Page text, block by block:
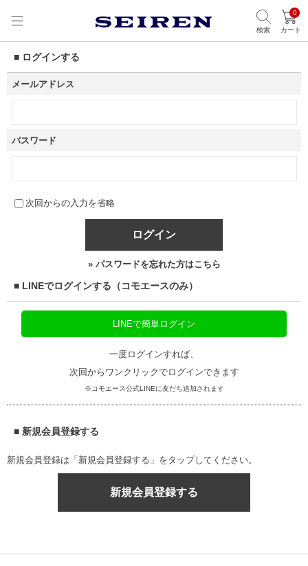
検索
0
カート
■ ログインする
メールアドレス
パスワード
次回からの入力を省略
ログイン
» パスワードを忘れた方はこちら
■ LINEでログインする（コモエースのみ）
LINEで簡単ログイン
一度ログインすれば、
次回からワンクリックでログインできます
※コモエース公式LINEに友だち追加されます
■ 新規会員登録する
新規会員登録は「新規会員登録する」をタップしてください。
新規会員登録する